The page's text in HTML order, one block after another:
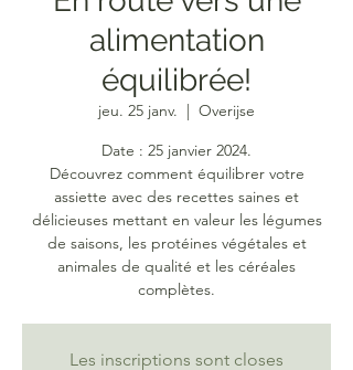
alimentation
équilibrée!
jeu. 25 janv.
  |
Overijse
Date : 25 janvier 2024.
Découvrez comment équilibrer votre
assiette avec des recettes saines et
délicieuses mettant en valeur les légumes
de saisons, les protéines végétales et
animales de qualité et les céréales
complètes.
Les inscriptions sont closes